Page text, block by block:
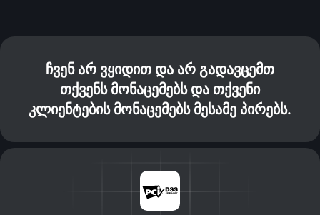
ჩვენ არ ვყიდით და არ გადავცემთ
თქვენს მონაცემებს და თქვენი
კლიენტების მონაცემებს მესამე პირებს.